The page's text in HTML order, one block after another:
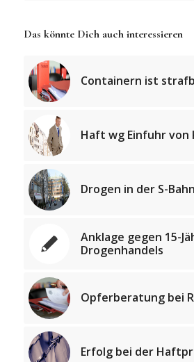
Das könnte Dich auch interessieren
Containern ist
Haft wg Einfuhr von
Drogen in der S-Bahn
Anklage gegen 15-
Drogenhandels
Opferberatung bei
Erfolg bei der